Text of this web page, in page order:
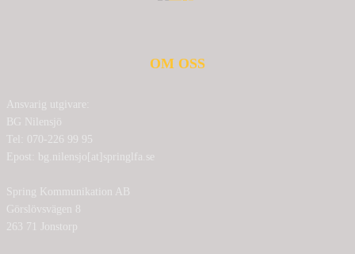
OM OSS
Ansvarig utgivare:
BG Nilensjö
Tel: 070-226 99 95
Epost: bg.nilensjo[at]springlfa.se
Spring Kommunikation AB
Görslövsvägen 8
263 71 Jonstorp